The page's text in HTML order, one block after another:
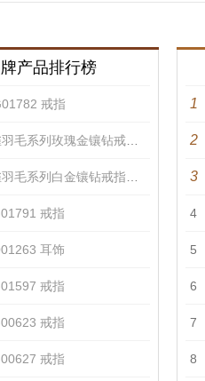
产品排行榜
戒指
列玫瑰金镶钻戒指，大型款 戒指
列白金镶钻戒指，大型款 戒指
戒指
耳饰
戒指
戒指
戒指
1
2
3
4
5
6
7
8